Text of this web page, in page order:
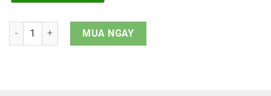
Cảm ứng iPhone 12 Pro Max quantity
MUA NGAY